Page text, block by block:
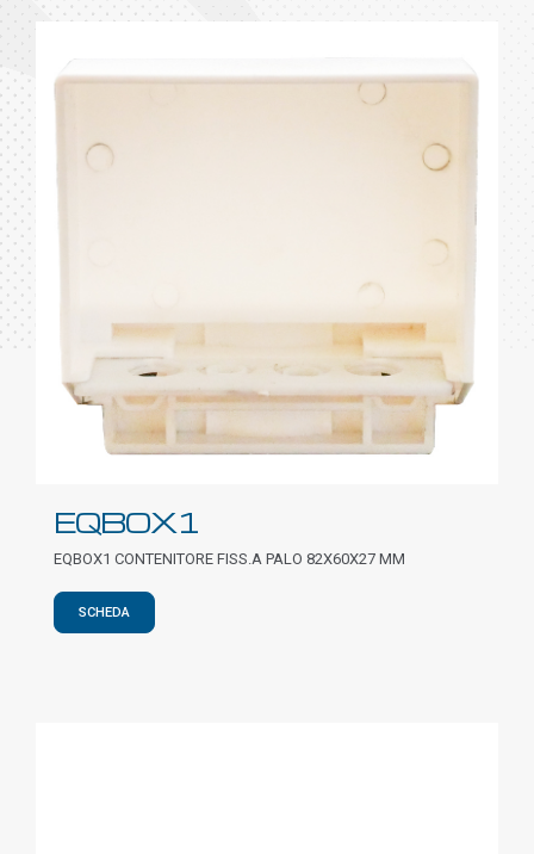
EQBOX1
EQBOX1 CONTENITORE FISS.A PALO 82X60X27 MM
SCHEDA